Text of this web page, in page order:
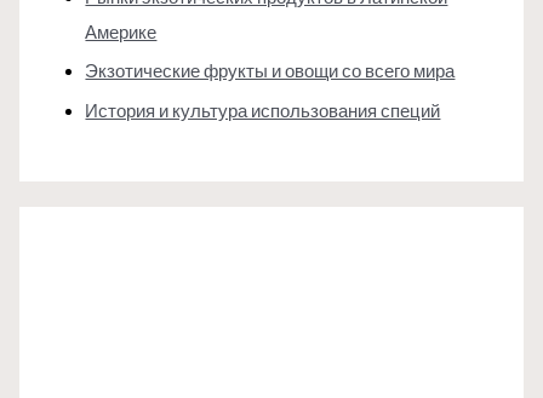
Америке
Экзотические фрукты и овощи со всего мира
История и культура использования специй